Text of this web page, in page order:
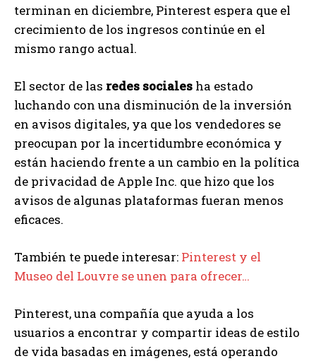
terminan en diciembre, Pinterest espera que el
crecimiento de los ingresos continúe en el
mismo rango actual.
El sector de las redes sociales ha estado
luchando con una disminución de la inversión
en avisos digitales, ya que los vendedores se
preocupan por la incertidumbre económica y
están haciendo frente a un cambio en la política
de privacidad de Apple Inc. que hizo que los
avisos de algunas plataformas fueran menos
eficaces.
También te puede interesar: Pinterest y el
Museo del Louvre se unen para ofrecer…
Pinterest, una compañía que ayuda a los
usuarios a encontrar y compartir ideas de estilo
de vida basadas en imágenes, está operando